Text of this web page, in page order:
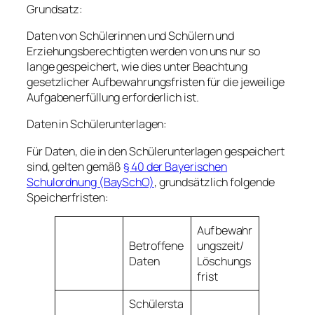
Grundsatz:
Daten von Schülerinnen und Schülern und
Erziehungsberechtigten werden von uns nur so
lange gespeichert, wie dies unter Beachtung
gesetzlicher Aufbewahrungsfristen für die jeweilige
Aufgabenerfüllung erforderlich ist.
Daten in Schülerunterlagen:
Für Daten, die in den Schülerunterlagen gespeichert
sind, gelten gemäß§ 40 der Bayerischen
Schulordnung (BaySchO), grundsätzlich folgende
Speicherfristen:
Betroffene
Daten
Aufbewahr
ungszeit/
Löschungs
frist
Schülersta